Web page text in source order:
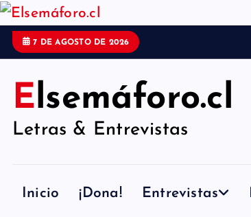
S
l
7 DE AGOSTO DE 2026
Elsemáforo.cl
Letras & Entrevistas
Inicio ¡Dona! Entrevistas